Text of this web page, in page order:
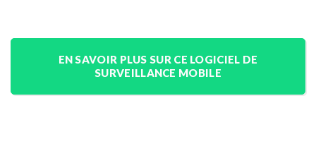
EN SAVOIR PLUS SUR CE LOGICIEL DE
SURVEILLANCE MOBILE